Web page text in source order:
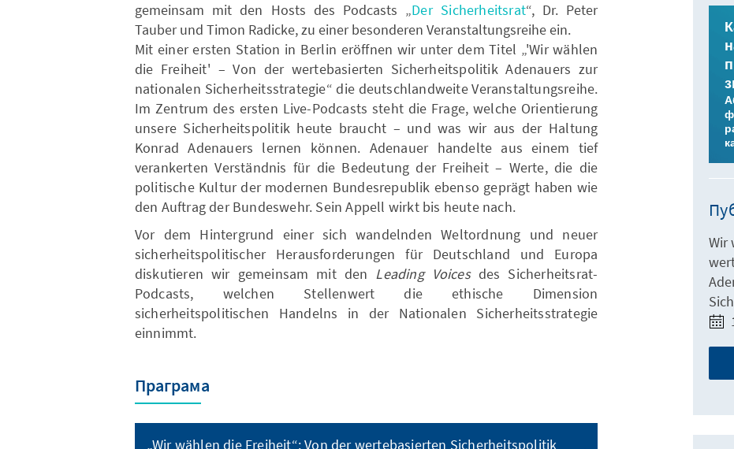
gemeinsam mit den Hosts des Podcasts „Der Sicherheitsrat“, Dr. Peter
Tauber und Timon Radicke, zu einer besonderen Veranstaltungsreihe ein.
Mit einer ersten Station in Berlin eröffnen wir unter dem Titel „'Wir wählen
die Freiheit' – Von der wertebasierten Sicherheitspolitik Adenauers zur
nationalen Sicherheitsstrategie“ die deutschlandweite Veranstaltungsreihe.
Im Zentrum des ersten Live-Podcasts steht die Frage, welche Orientierung
unsere Sicherheitspolitik heute braucht – und was wir aus der Haltung
Konrad Adenauers lernen können. Adenauer handelte aus einem tief
verankerten Verständnis für die Bedeutung der Freiheit – Werte, die die
politische Kultur der modernen Bundesrepublik ebenso geprägt haben wie
den Auftrag der Bundeswehr. Sein Appell wirkt bis heute nach.
Vor dem Hintergrund einer sich wandelnden Weltordnung und neuer
sicherheitspolitischer Herausforderungen für Deutschland und Europa
diskutieren wir gemeinsam mit den Leading Voicesdes Sicherheitsrat-
Podcasts, welchen Stellenwert die ethische Dimension
sicherheitspolitischen Handelns in der Nationalen Sicherheitsstrategie
einnimmt.
Праграма
„Wir wählen die Freiheit“: Von der wertebasierten Sicherheitspolitik
Wir